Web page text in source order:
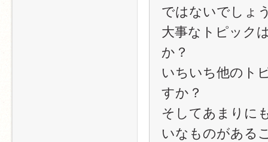
ではないでしょ
大事なトピック
か？
いちいち他のト
すか？
そしてあまりに
いなものがある